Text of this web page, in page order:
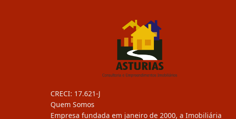
CRECI: 17.621-J
Quem Somos
Empresa fundada em janeiro de 2000, a Imobiliária